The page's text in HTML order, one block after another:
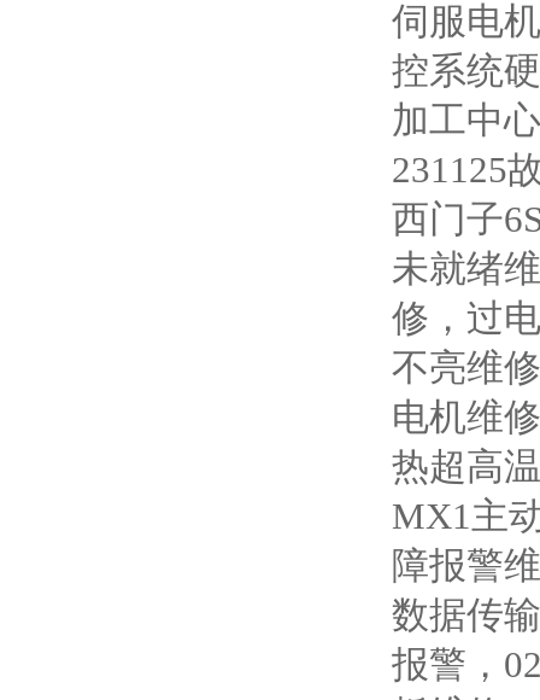
伺服电
控系统
加工中
231125
西门子
未就绪
修，过
不亮维
电机维
热超高
MX1主
障报警
数据传
报警，